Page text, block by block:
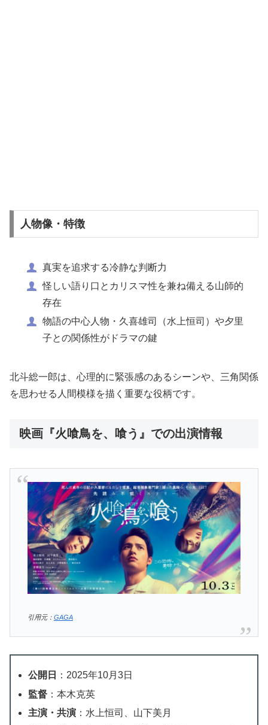
人物像・特徴
真実を追求する冷静な判断力
怪しい語り口とカリスマ性を兼ね備える山師的
存在
物語の中心人物・久喜雄司（水上恒司）や夕里
子との関係性がドラマの鍵
北斗総一郎は、心理的に緊張感のあるシーンや、三角関係
を思わせる人間模様を描く重要な役柄です。
映画『火喰鳥を、喰う』での出演情報
引用元： GAGA
公開日
：2025年10月3日
監督 ：本木克英
主演・共演 ：水上恒司、山下美月